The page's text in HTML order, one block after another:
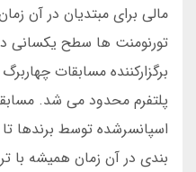
مالی برای مبتدیان در آن
تورنومنت ها سطح یکسانی
برگزارکننده مسابقات
پلتفرم محدود می شد.
بندی در آن زمان همیشه با